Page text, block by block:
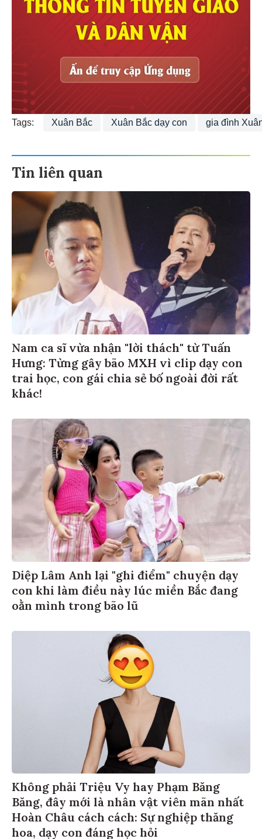
Tags: Xuân Bắc Xuân Bắc dạy con gia đình
Tin liên quan
Nam ca sĩ vừa nhận "lời thách" từ Tuấn
Hưng: Từng gây bão MXH vì clip dạy con
trai học, con gái chia sẻ bố ngoài đời rất
khác!
Diệp Lâm Anh lại "ghi điểm" chuyện dạy
con khi làm điều này lúc miền Bắc đang
oằn mình trong bão lũ
Không phải Triệu Vy hay Phạm Băng
Băng, đây mới là nhân vật viên mãn nhất
Hoàn Châu cách cách: Sự nghiệp thăng
hoa, dạy con đáng học hỏi